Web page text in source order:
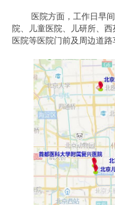
医院方面，工作日早
院、儿童医院、儿研所、
医院等医院门前及周边道路